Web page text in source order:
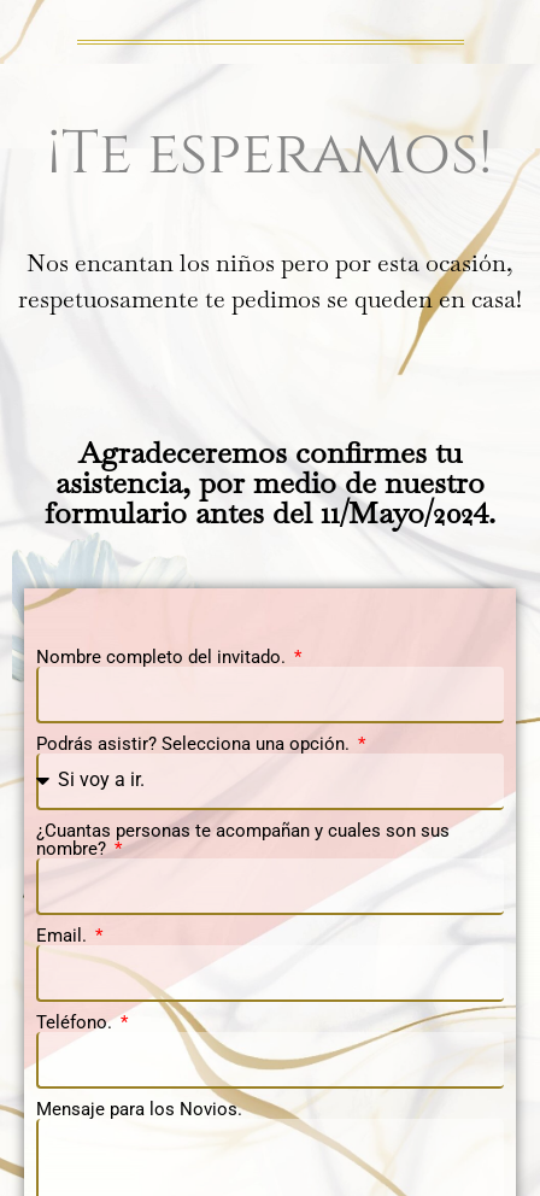
¡Te esperamos!
Nos encantan los niños pero por esta ocasión,
respetuosamente te pedimos se queden en casa!
Agradeceremos confirmes tu
asistencia, por medio de nuestro
formulario antes del 11/Mayo/2024.
Nombre completo del invitado.
Podrás asistir? Selecciona una opción.
¿Cuantas personas te acompañan y cuales son sus
nombre?
Email.
Teléfono.
Mensaje para los Novios.